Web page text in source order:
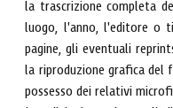
la trascrizione completa
luogo, l'anno, l'editore o
pagine, gli eventuali
la riproduzione grafica del
possesso dei relativi